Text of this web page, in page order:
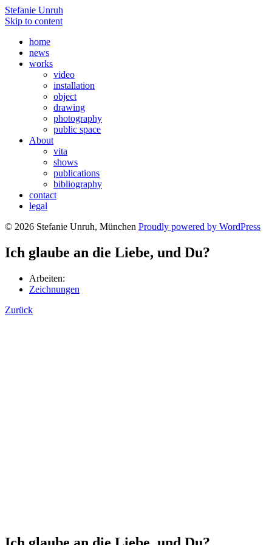
Stefanie Unruh
Skip to content
home
news
works
video
installation
object
drawing
photography
public space
About
vita
shows
publications
bibliography
contact
legal
© 2026 Stefanie Unruh, München Proudly powered by WordPress
Ich glaube an die Liebe, und Du?
Arbeiten:
Zeichnungen
Zurück